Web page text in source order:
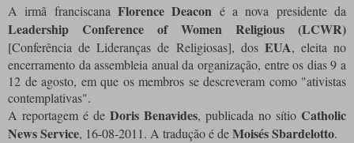
A irmã franciscana Florence Deacon é a nova presidente da
Leadership Conference of Women Religious (LCWR)
[Conferência de Lideranças de Religiosas], dos EUA, eleita no
encerramento da assembleia anual da organização, entre os dias 9 a
12 de agosto, em que os membros se descreveram como "ativistas
contemplativas".
A reportagem é de Doris Benavides, publicada no sítio Catholic
News Service, 16-08-2011. A tradução é deMoisésSbardelotto.